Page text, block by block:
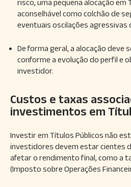
risco, uma pequena alocação em
aconselhável como colchão de
eventuais oscilações agressivas
De forma geral, a alocação deve
conforme a evolução do perfil e
investidor.
Custos e taxas
investimentos em
Investir em Títulos Públicos não
investidores devem estar cientes
afetar o rendimento final, como a
(Imposto sobre Operações